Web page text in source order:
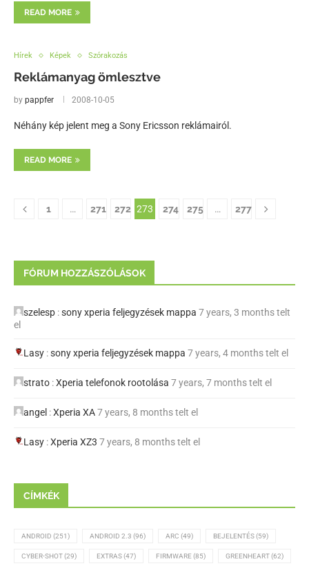
READ MORE
Hírek Képek Szórakozás
Reklámanyag ömlesztve
by pappfer 2008-10-05
Néhány kép jelent meg a Sony Ericsson reklámairól.
READ MORE
1 … 271 272 273 274 275 … 277
FÓRUM HOZZÁSZÓLÁSOK
szelesp :sony xperia feljegyzések mappa 7 years, 3 months telt
el
Lasy :sony xperia feljegyzések mappa 7 years, 4 months telt el
strato :Xperia telefonok rootolása 7 years, 7 months telt el
angel :Xperia XA7 years, 8 months telt el
Lasy :Xperia XZ3 7 years, 8 months telt el
CÍMKÉK
ANDROID (251) ANDROID 2.3 (96) ARC (49) BEJELENTÉS(59)
CYBER-SHOT(29) EXTRAS(47) FIRMWARE (85) GREENHEART(62)